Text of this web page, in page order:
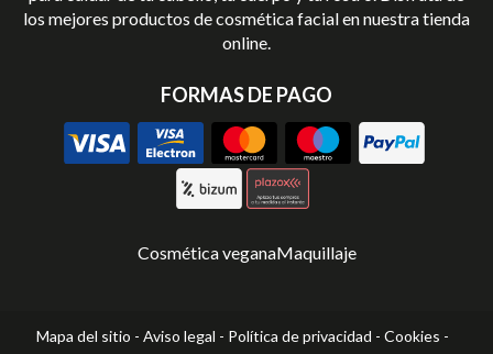
los mejores productos de cosmética facial en nuestra tienda
online.
FORMAS DE PAGO
Cosmética veganaMaquillaje
Mapa del sitio - Aviso legal - Política de privacidad - Cookies -